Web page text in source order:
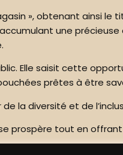
», obtenant ainsi le
une précieuse
Elle saisit cette
prêtes à être
la diversité et de
prospère tout en
face aux